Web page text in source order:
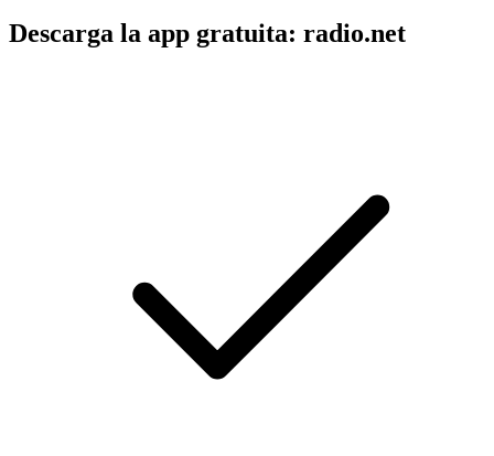
Descarga la app gratuita: radio.net